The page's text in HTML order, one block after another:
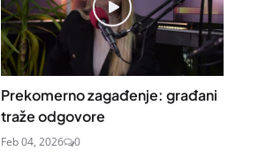
Prekomerno zagađenje: građani
traže odgovore
Feb 04, 2026 0